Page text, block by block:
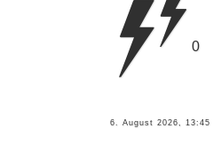
0
6. August 2026, 13:45